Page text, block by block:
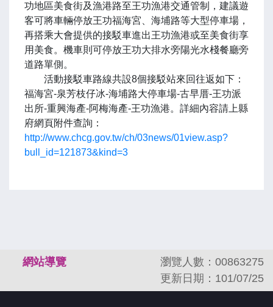
功地區美食街及漁港路至王功漁港交通管制，建議遊
客可將車輛停放王功福海宮、海埔路等大型停車場，
再搭乘大會提供的接駁車進出王功漁港或至美食街享
用美食。機車則可停放王功大排水旁陽光水棧餐廳旁
道路單側。
活動接駁車路線共設8個接駁站來回往返如下：
福海宮-泉芳枝仔冰-海埔路大停車場-古早厝-王功派
出所-重興海產-阿梅海產-王功漁港。詳細內容請上縣
府網頁附件查詢：
http://www.chcg.gov.tw/ch/03news/01view.asp?
bull_id=121873&kind=3
網站導覽
瀏覽人數：00863275
更新日期：101/07/25